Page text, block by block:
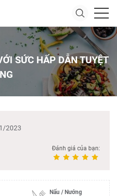
SỨC HẤP DẪN TUYỆT
2023
Đánh giá của bạn:
Nấu / Nướng